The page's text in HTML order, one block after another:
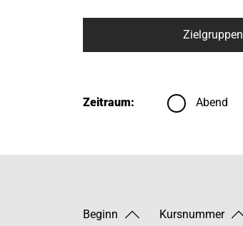
Zielgruppen
Zeitraum: Abend
Beginn Kursnummer